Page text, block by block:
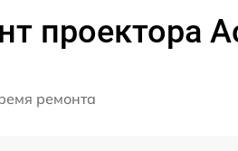
проектора
ремонта